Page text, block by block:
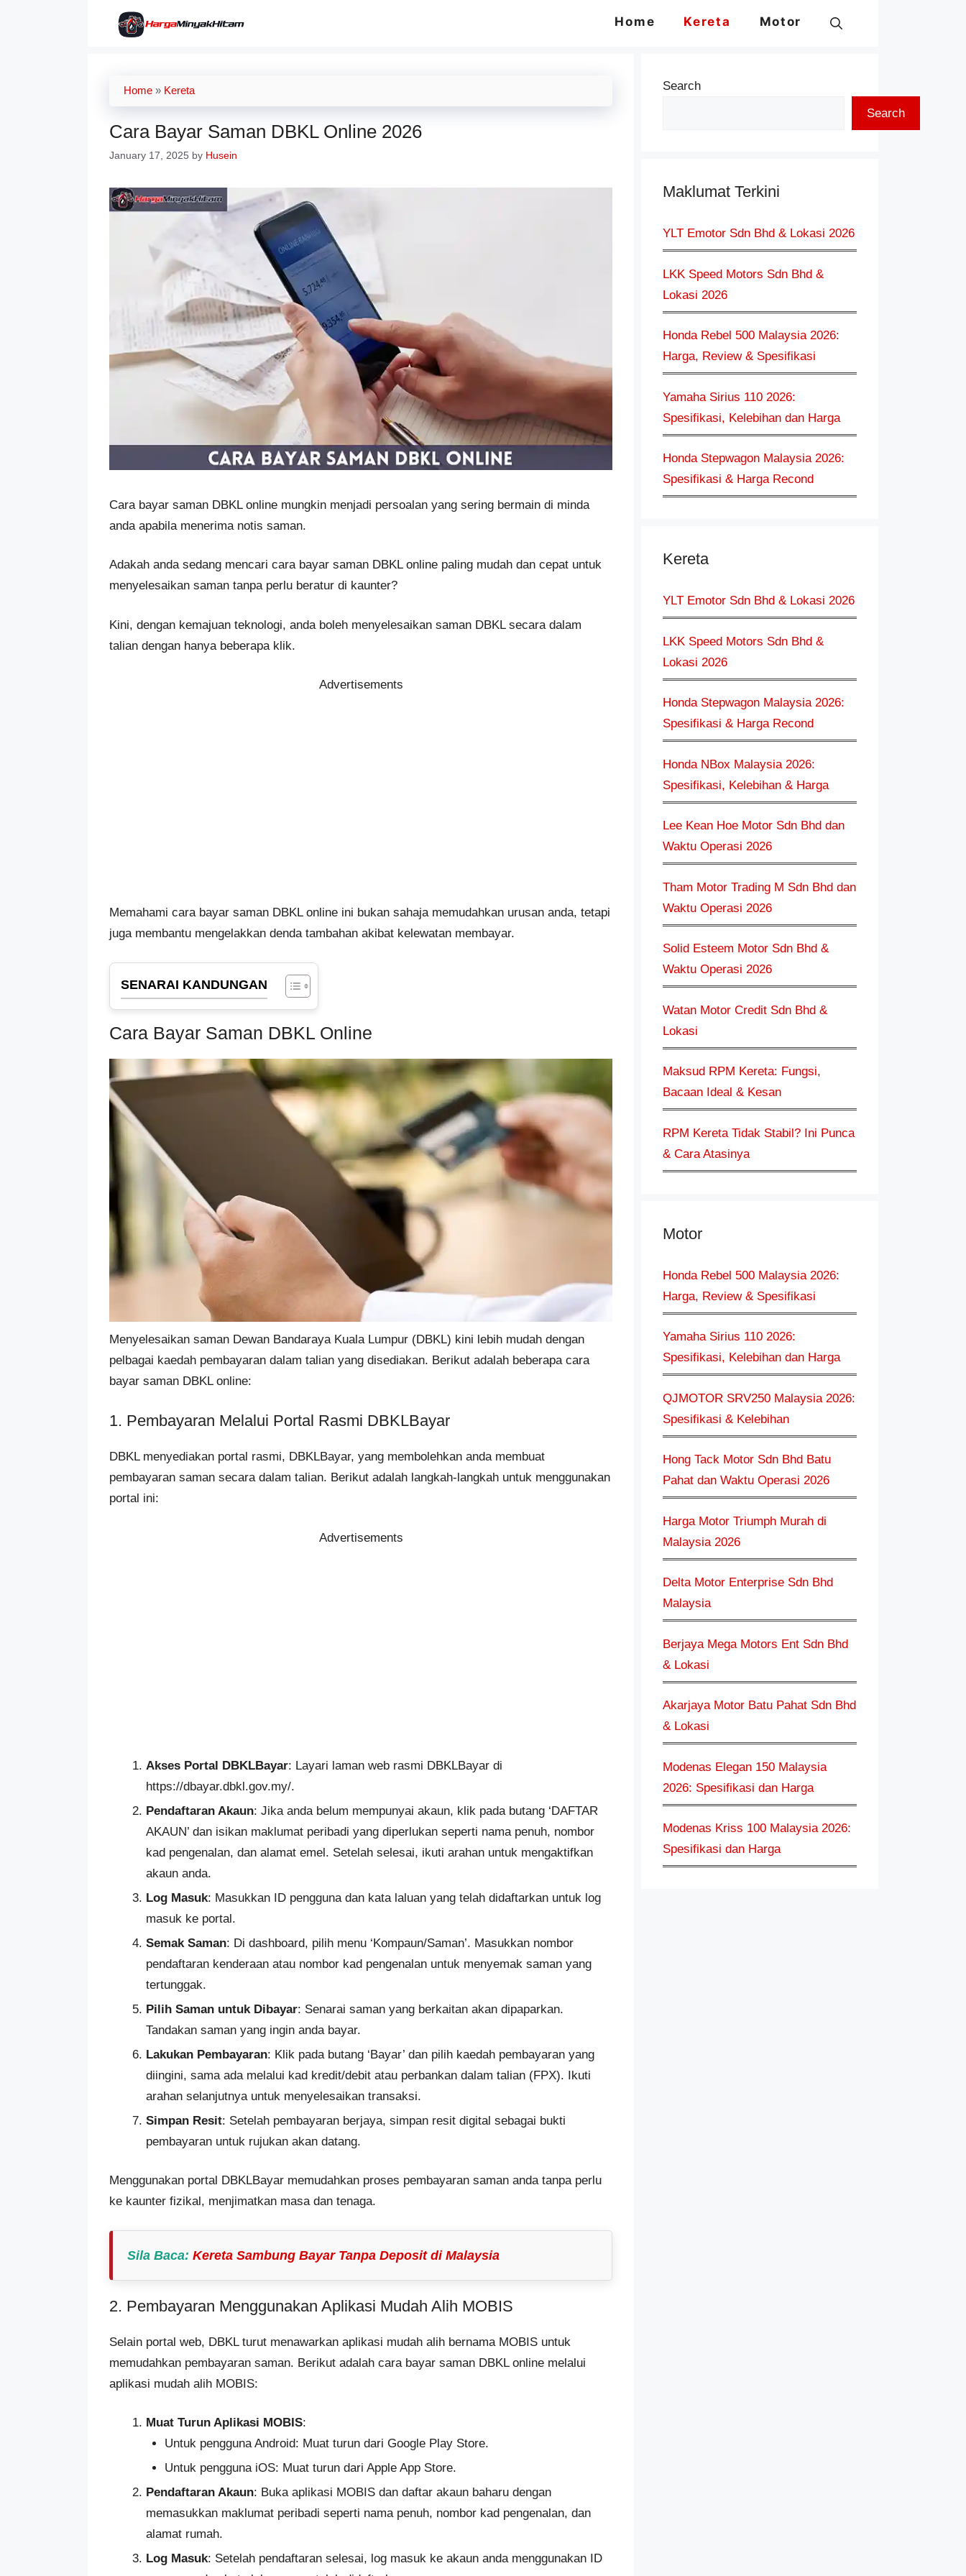
Home Kereta Motor
Home » Kereta
Cara Bayar Saman DBKL Online 2026
January 17, 2025 by Husein
Cara bayar saman DBKL online mungkin menjadi persoalan yang sering bermain di minda
anda apabila menerima notis saman.
Adakah anda sedang mencari cara bayar saman DBKL online paling mudah dan cepat untuk
menyelesaikan saman tanpa perlu beratur di kaunter?
Kini, dengan kemajuan teknologi, anda boleh menyelesaikan saman DBKL secara dalam
talian dengan hanya beberapa klik.
Advertisements
Memahami cara bayar saman DBKL online ini bukan sahaja memudahkan urusan anda, tetapi
juga membantu mengelakkan denda tambahan akibat kelewatan membayar.
SENARAI KANDUNGAN
Cara Bayar Saman DBKL Online
Menyelesaikan saman Dewan Bandaraya Kuala Lumpur (DBKL) kini lebih mudah dengan
pelbagai kaedah pembayaran dalam talian yang disediakan. Berikut adalah beberapa cara
bayar saman DBKL online:
1. Pembayaran Melalui Portal Rasmi DBKLBayar
DBKL menyediakan portal rasmi, DBKLBayar, yang membolehkan anda membuat
pembayaran saman secara dalam talian. Berikut adalah langkah-langkah untuk menggunakan
portal ini:
Advertisements
Akses Portal DBKLBayar: Layari laman web rasmi DBKLBayar di
https://dbayar.dbkl.gov.my/.
Pendaftaran Akaun: Jika anda belum mempunyai akaun, klik pada butang ‘DAFTAR
AKAUN’ dan isikan maklumat peribadi yang diperlukan seperti nama penuh, nombor
kad pengenalan, dan alamat emel. Setelah selesai, ikuti arahan untuk mengaktifkan
akaun anda.
Log Masuk: Masukkan ID pengguna dan kata laluan yang telah didaftarkan untuk log
masuk ke portal.
Semak Saman: Di dashboard, pilih menu ‘Kompaun/Saman’. Masukkan nombor
pendaftaran kenderaan atau nombor kad pengenalan untuk menyemak saman yang
tertunggak.
Pilih Saman untuk Dibayar: Senarai saman yang berkaitan akan dipaparkan.
Tandakan saman yang ingin anda bayar.
Lakukan Pembayaran: Klik pada butang ‘Bayar’ dan pilih kaedah pembayaran yang
diingini, sama ada melalui kad kredit/debit atau perbankan dalam talian (FPX). Ikuti
arahan selanjutnya untuk menyelesaikan transaksi.
Simpan Resit: Setelah pembayaran berjaya, simpan resit digital sebagai bukti
pembayaran untuk rujukan akan datang.
Menggunakan portal DBKLBayar memudahkan proses pembayaran saman anda tanpa perlu
ke kaunter fizikal, menjimatkan masa dan tenaga.
Sila Baca: Kereta Sambung Bayar Tanpa Deposit di Malaysia
2. Pembayaran Menggunakan Aplikasi Mudah Alih MOBIS
Selain portal web, DBKL turut menawarkan aplikasi mudah alih bernama MOBIS untuk
memudahkan pembayaran saman. Berikut adalah cara bayar saman DBKL online melalui
aplikasi mudah alih MOBIS:
Muat Turun Aplikasi MOBIS:
Untuk pengguna Android: Muat turun dari Google Play Store.
Untuk pengguna iOS: Muat turun dari Apple App Store.
Pendaftaran Akaun: Buka aplikasi MOBIS dan daftar akaun baharu dengan
memasukkan maklumat peribadi seperti nama penuh, nombor kad pengenalan, dan
alamat rumah.
Log Masuk: Setelah pendaftaran selesai, log masuk ke akaun anda menggunakan ID
Search
Search
Maklumat Terkini
YLT Emotor Sdn Bhd & Lokasi 2026
LKK Speed Motors Sdn Bhd &
Lokasi 2026
Honda Rebel 500 Malaysia 2026:
Harga, Review & Spesifikasi
Yamaha Sirius 110 2026:
Spesifikasi, Kelebihan dan Harga
Honda Stepwagon Malaysia 2026:
Spesifikasi & Harga Recond
Kereta
YLT Emotor Sdn Bhd & Lokasi 2026
LKK Speed Motors Sdn Bhd &
Lokasi 2026
Honda Stepwagon Malaysia 2026:
Spesifikasi & Harga Recond
Honda NBox Malaysia 2026:
Spesifikasi, Kelebihan & Harga
Lee Kean Hoe Motor Sdn Bhd dan
Waktu Operasi 2026
Tham Motor Trading M Sdn Bhd dan
Waktu Operasi 2026
Solid Esteem Motor Sdn Bhd &
Waktu Operasi 2026
Watan Motor Credit Sdn Bhd &
Lokasi
Maksud RPM Kereta: Fungsi,
Bacaan Ideal & Kesan
RPM Kereta Tidak Stabil? Ini Punca
& Cara Atasinya
Motor
Honda Rebel 500 Malaysia 2026:
Harga, Review & Spesifikasi
Yamaha Sirius 110 2026:
Spesifikasi, Kelebihan dan Harga
QJMOTOR SRV250 Malaysia 2026:
Spesifikasi & Kelebihan
Hong Tack Motor Sdn Bhd Batu
Pahat dan Waktu Operasi 2026
Harga Motor Triumph Murah di
Malaysia 2026
Delta Motor Enterprise Sdn Bhd
Malaysia
Berjaya Mega Motors Ent Sdn Bhd
& Lokasi
Akarjaya Motor Batu Pahat Sdn Bhd
& Lokasi
Modenas Elegan 150 Malaysia
2026: Spesifikasi dan Harga
Modenas Kriss 100 Malaysia 2026:
Spesifikasi dan Harga